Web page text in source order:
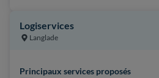
Logiservices
Langlade
Principaux services proposés